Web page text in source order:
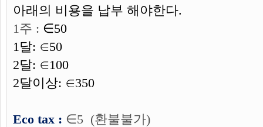
아래의 비용을 납부 해야한다.
1주 : ∈50
1달: ∈50
2달: ∈100
2달이상: ∈350
Eco tax : ∈5 (환불불가)